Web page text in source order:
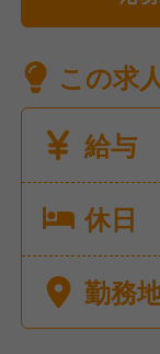
この求
給与
休日
勤務